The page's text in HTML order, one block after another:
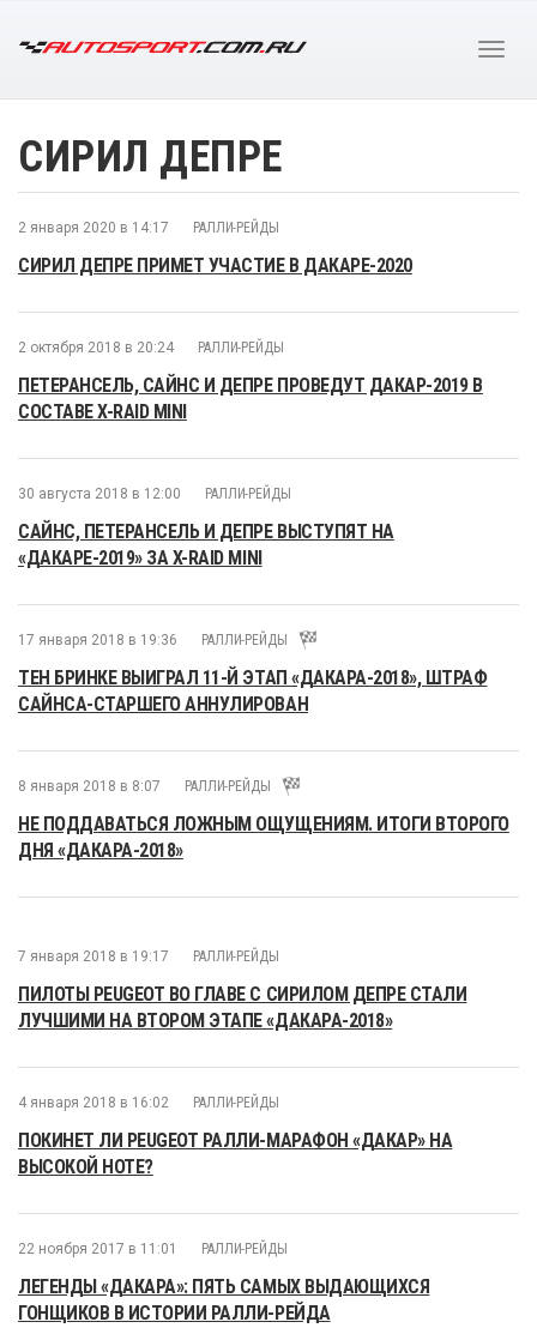
СИРИЛ ДЕПРЕ
2 января 2020 в 14:17 РАЛЛИ-РЕЙДЫ
СИРИЛ ДЕПРЕ ПРИМЕТ УЧАСТИЕ В ДАКАРЕ-2020
2 октября 2018 в 20:24 РАЛЛИ-РЕЙДЫ
ПЕТЕРАНСЕЛЬ, САЙНС И ДЕПРЕ ПРОВЕДУТ ДАКАР-2019 В
СОСТАВЕ X-RAID MINI
30 августа 2018 в 12:00 РАЛЛИ-РЕЙДЫ
САЙНС, ПЕТЕРАНСЕЛЬ И ДЕПРЕ ВЫСТУПЯТ НА
«ДАКАРЕ-2019» ЗА X-RAID MINI
17 января 2018 в 19:36 РАЛЛИ-РЕЙДЫ
ТЕН БРИНКЕ ВЫИГРАЛ 11-Й ЭТАП «ДАКАРА-2018», ШТРАФ
САЙНСА-СТАРШЕГО АННУЛИРОВАН
8 января 2018 в 8:07 РАЛЛИ-РЕЙДЫ
НЕ ПОДДАВАТЬСЯ ЛОЖНЫМ ОЩУЩЕНИЯМ. ИТОГИ ВТОРОГО
ДНЯ «ДАКАРА-2018»
7 января 2018 в 19:17 РАЛЛИ-РЕЙДЫ
ПИЛОТЫ PEUGEOT ВО ГЛАВЕ С СИРИЛОМ ДЕПРЕ СТАЛИ
ЛУЧШИМИ НА ВТОРОМ ЭТАПЕ «ДАКАРА-2018»
4 января 2018 в 16:02 РАЛЛИ-РЕЙДЫ
ПОКИНЕТ ЛИ PEUGEOT РАЛЛИ-МАРАФОН «ДАКАР» НА
ВЫСОКОЙ НОТЕ?
22 ноября 2017 в 11:01 РАЛЛИ-РЕЙДЫ
ЛЕГЕНДЫ «ДАКАРА»: ПЯТЬ САМЫХ ВЫДАЮЩИХСЯ
ГОНЩИКОВ В ИСТОРИИ РАЛЛИ-РЕЙДА